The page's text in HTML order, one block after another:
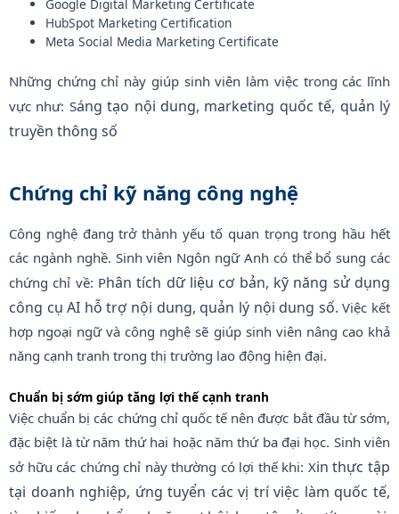
Google Digital Marketing Certificate
HubSpot Marketing Certification
Meta Social Media Marketing Certificate
Những chứng chỉ này giúp sinh viên làm việc trong các lĩnh
vực như: Sáng tạo nội dung, marketing quốc tế, quản lý
truyền thông số
Chứng chỉ kỹ năng công nghệ
Công nghệ đang trở thành yếu tố quan trọng trong hầu hết
các ngành nghề. Sinh viên Ngôn ngữ Anh có thể bổ sung các
chứng chỉ về: Phân tích dữ liệu cơ bản, kỹ năng sử dụng
công cụ AI hỗ trợ nội dung, quản lý nội dung số.Việc kết
hợp ngoại ngữ và công nghệ sẽ giúp sinh viên nâng cao khả
năng cạnh tranh trong thị trường lao động hiện đại.
Chuẩn bị sớm giúp tăng lợi thế cạnh tranh
Việc chuẩn bị các chứng chỉ quốc tế nên được bắt đầu từ sớm,
đặc biệt là từ năm thứ hai hoặc năm thứ ba đại học. Sinh viên
sở hữu các chứng chỉ này thường có lợi thế khi: Xin thực tập
tại doanh nghiệp, ứng tuyển các vị trí việc làm quốc tế,